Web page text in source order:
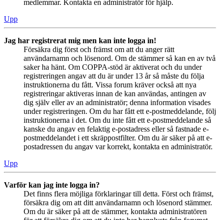
medlemmar. Kontakta en administratör för hjälp.
Upp
Jag har registrerat mig men kan inte logga in!
Försäkra dig först och främst om att du anger rätt
användarnamn och lösenord. Om de stämmer så kan en av två
saker ha hänt. Om COPPA-stöd är aktiverat och du under
registreringen angav att du är under 13 år så måste du följa
instruktionerna du fått. Vissa forum kräver också att nya
registreringar aktiveras innan de kan användas, antingen av
dig själv eller av an administratör; denna information visades
under registreringen. Om du har fått ett e-postmeddelande, följ
instruktionerna i det. Om du inte fått ett e-postmeddelande så
kanske du angav en felaktig e-postadress eller så fastnade e-
postmeddelandet i ett skräppostfilter. Om du är säker på att e-
postadressen du angav var korrekt, kontakta en administratör.
Upp
Varför kan jag inte logga in?
Det finns flera möjliga förklaringar till detta. Först och främst,
försäkra dig om att ditt användarnamn och lösenord stämmer.
Om du är säker på att de stämmer, kontakta administratören